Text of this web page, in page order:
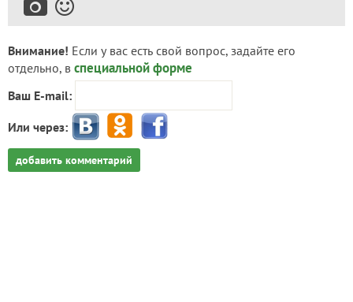
Внимание! Если у вас есть свой вопрос, задайте его
отдельно, в специальной форме
Ваш E-mail:
Или через:
добавить комментарий